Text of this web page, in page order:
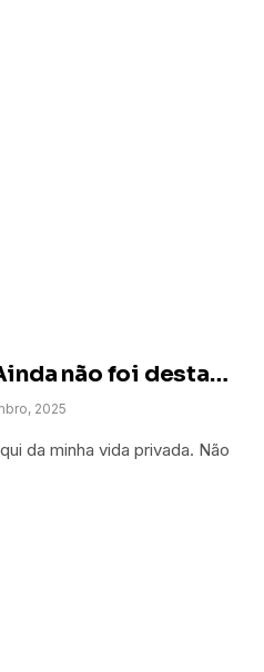
não foi desta…
2025
da minha vida privada. Não